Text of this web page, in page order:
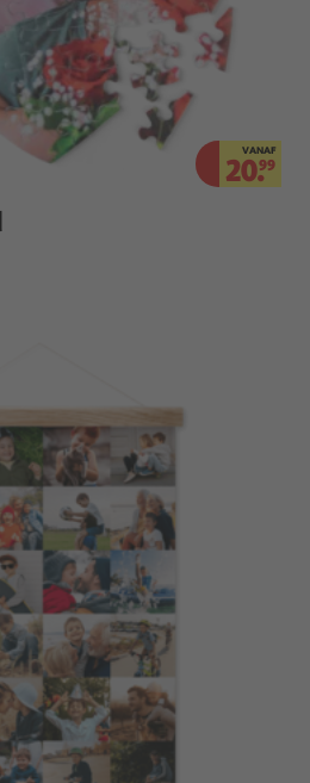
VANAF
20.99